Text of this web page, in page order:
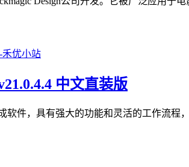
中文直装版
软件，具有强大的功能和灵活的工作流